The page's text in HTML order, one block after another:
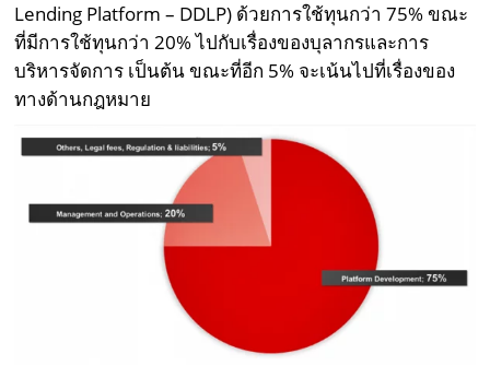
Lending Platform – DDLP) ด้วยการใช้ทุนกว่า 75% ขณะ
ที่มีการใช้ทุนกว่า 20% ไปกับเรื่องของบุลากรและการ
บริหารจัดการ เป็นต้น ขณะที่อีก 5% จะเน้นไปที่เรื่องของ
ทางด้านกฎหมาย